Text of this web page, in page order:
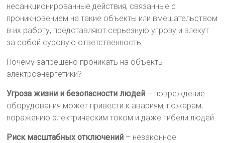
несанкционированные действия, связанные с
проникновением на такие объекты или вмешательством
в их работу, представляют серьезную угрозу и влекут
за собой суровую ответственность.
Почему запрещено проникать на объекты
электроэнергетики?
Угроза жизни и безопасности людей – повреждение
оборудования может привести к авариям, пожарам,
поражению электрическим током и даже гибели людей.
Риск масштабных отключений – незаконное